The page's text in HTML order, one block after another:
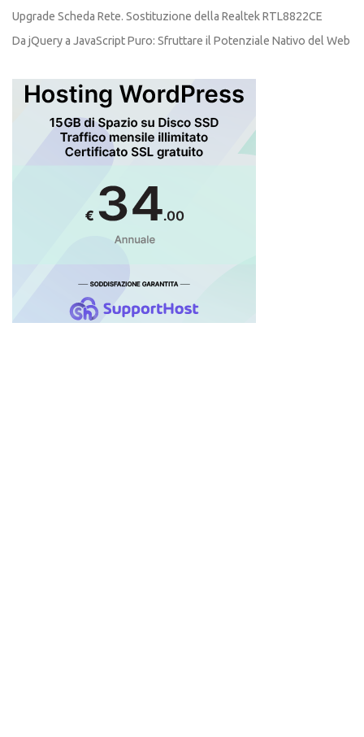
Upgrade Scheda Rete. Sostituzione della Realtek RTL8822CE
Da jQuery a JavaScript Puro: Sfruttare il Potenziale Nativo del Web